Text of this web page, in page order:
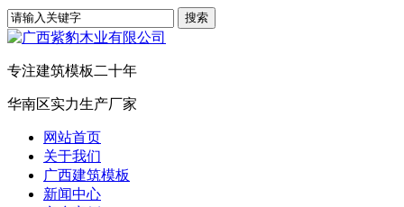
专注建筑模板二十年
华南区实力生产厂家
网站首页
关于我们
广西建筑模板
新闻中心